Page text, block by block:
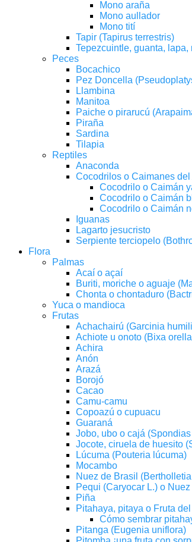
Mono araña
Mono aullador
Mono tití
Tapir (Tapirus terrestris)
Tepezcuintle, guanta,
Peces
Bocachico
Pez Doncella
Llambina
Manitoa
Paiche o pirarucú
Piraña
Sardina
Tilapia
Reptiles
Anaconda
Cocodrilos o Caimanes
Cocodrilo o Caimán
Cocodrilo o Caimán
Cocodrilo o Caimán
Iguanas
Lagarto jesucristo
Serpiente terciopelo
Flora
Palmas
Acaí o açaí
Buriti, moriche o aguaje
Chonta o chontaduro
Yuca o mandioca
Frutas
Achachairú (Garcinia
Achiote u onoto (Bixa
Achira
Anón
Arazá
Borojó
Cacao
Camu-camu
Copoazú o cupuacu
Guaraná
Jobo, ubo o cajá
Jocote, ciruela de huesito
Lúcuma (Pouteria lúcuma)
Mocambo
Nuez de Brasil
Pequi (Caryocar L.) o
Piña
Pitahaya, pitaya o Fruta
Cómo sembrar
Pitanga (Eugenia uniflora)